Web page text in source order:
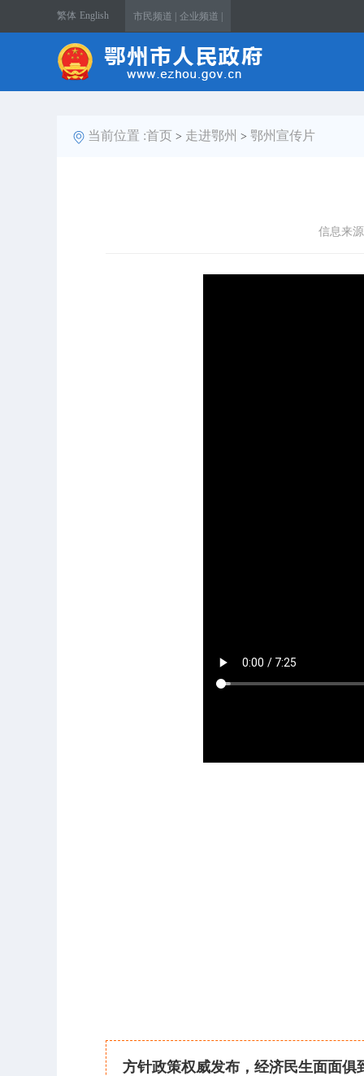
繁体 English 市民频道 | 企业频道 |
当前位置 :首页 > 走进鄂州 > 鄂州宣传片
信息来
方针政策权威发布，经济民生面面俱